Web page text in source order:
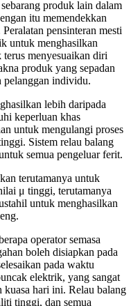
produk lain dalam
itu memendekkan
pensinteran mesti
untuk menghasilkan
menyesuaikan diri
produk yang sepadan
pelanggan individu.
lebih daripada
keperluan khas
untuk mengulangi proses
Sistem relau balang
semua pengeluar ferit.
terutamanya untuk
μ tinggi, terutamanya
untuk menghasilkan
operator semasa
boleh disiapkan pada
pada waktu
elektrik, yang sangat
kuasa hari ini. Relau balang
tinggi, dan semua